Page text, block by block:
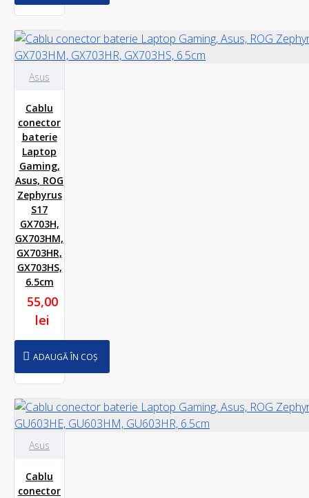
Asus
Cablu
conector
baterie
Laptop
Gaming,
Asus, ROG
Zephyrus
S17
GX703H,
GX703HM,
GX703HR,
GX703HS,
6.5cm
55,00
lei
ADAUGĂ ÎN COȘ
Asus
Cablu
conector